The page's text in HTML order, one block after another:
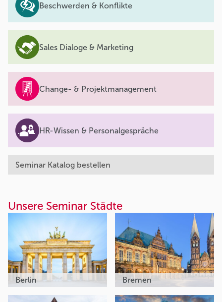
Beschwerden & Konflikte
Sales Dialoge & Marketing
Change- & Projektmanagement
HR-Wissen & Personalgespräche
Seminar Katalog bestellen
Unsere Seminar Städte
Berlin Bremen